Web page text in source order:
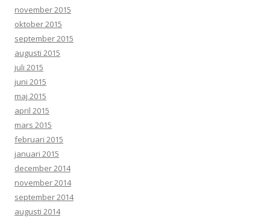
november 2015
oktober 2015
september 2015
augusti 2015
juli 2015
juni 2015
maj 2015
april 2015
mars 2015
februari 2015
januari 2015
december 2014
november 2014
september 2014
augusti 2014